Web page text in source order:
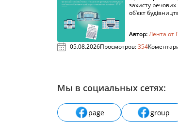
захисту
об’єкт
Автор:Лента от
05.08.2026Просмотров:354
Мы в социальных сетях:
page group